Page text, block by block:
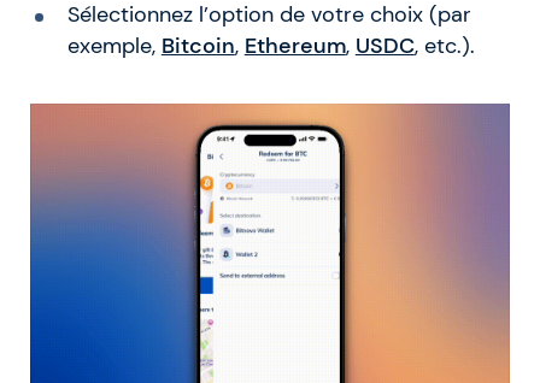
Sélectionnez l’option de votre choix (par
exemple, Bitcoin, Ethereum, USDC, etc.).